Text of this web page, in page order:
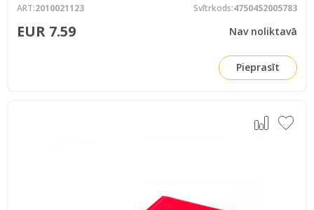
ART:2010021123 Svītrkods:4750452005783
EUR 7.59 Nav noliktavā
Pieprasīt